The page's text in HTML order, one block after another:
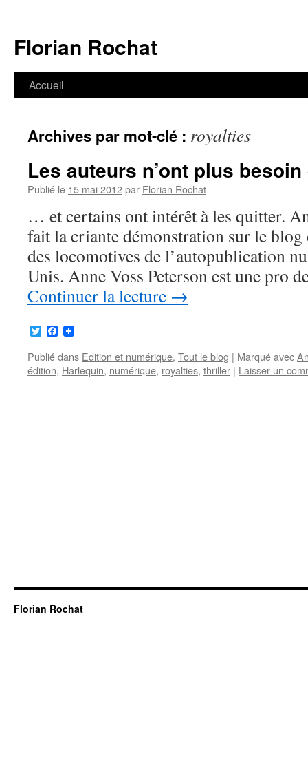
contenu
Florian Rochat
Accueil
Archives par mot-clé : royalties
Les auteurs n’ont plus
Publié le 15 mai 2012par Florian Rochat
… et certains ont intérêt à les quitter.
fait la criante démonstration sur le blog
des locomotives de l’autopublication
Unis. Anne Voss Peterson est une pro
Continuer la lecture →
TwitterFacebook
Publié dans Edition et numérique, Tout le blog | Marqué avec
édition, Harlequin, numérique, royalties, thriller | Laisser un
Florian Rochat